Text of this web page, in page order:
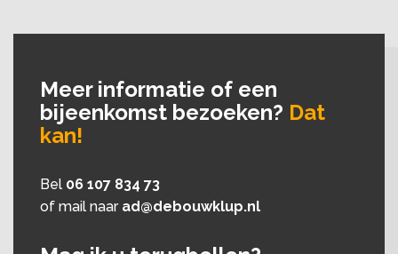
Meer informatie of een
bijeenkomst bezoeken? Dat
kan!
Bel 06 107 834 73
of mail naar ad@debouwklup.nl